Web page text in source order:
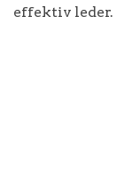
effektiv leder.